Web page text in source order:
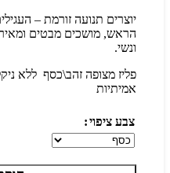
יוצרים תנועה זורמת –
הראש, מושכים מבטים
ונשי.
פליז מצופה זהב\כסף ללא
אמיתיות
צבע ציפוי